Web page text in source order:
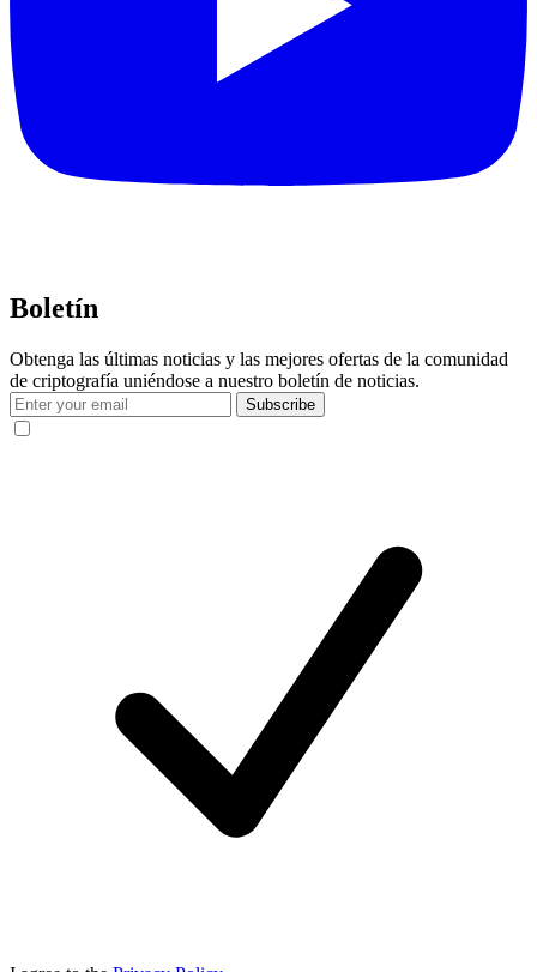
Boletín
Obtenga las últimas noticias y las mejores ofertas de la comunidad
de criptografía uniéndose a nuestro boletín de noticias.
Subscribe